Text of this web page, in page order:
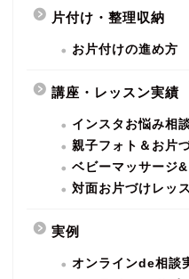
片付け・整理収納
お片付けの進め方
講座・レッスン実績
インスタお悩み相
親子フォト＆お片
ベビーマッサージ
対面お片づけレッ
実例
オンラインde相談